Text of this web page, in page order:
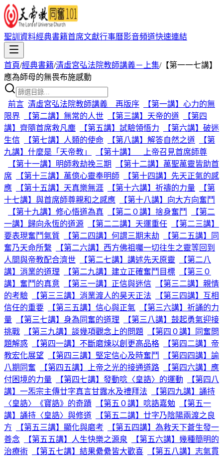
聖訓資料經典書籍首席文獻行事曆影音頻道快速連結
首頁/經典書籍/清虛宮弘法院教師講義－上集/【第一一七講】
應為師母的無畏布施感動
前言 清虛宮弘法院教師講義 再版序
【第一講】心力的無
限界
【第二講】無常的人世 【第三講】天帝的道
【第四
講】齊隨首席救凡塵
【第五講】試驗領悟力
【第六講】破迷
生信
【第七講】人類的使命 【第八講】解答自然之道
【第
九講】什麼是「天帝教」
【第十講】 上帝召見首席師尊
【第十一講】明師救劫挽三期
【第十二講】萬聖萬靈皆助首
席
【第十三講】萬億心靈奉明師
【第十四講】先天正氣的感
應
【第十五講】天真樂無涯 【第十六講】祈禱的力量
【第
十七講】與首席師尊親和之感應
【第十八講】向大方向奮鬥
【第十九講】修心悟道為真
【第二０講】捨身奮鬥
【第二
一講】歸向永恆的道源
【第二二講】天運重任
【第二三講】
要表現奮鬥氣質
【第二四講】何謂三期末劫
【第二五講】同
奮乃天命所繫
【第二六講】西方佛祖囑一切往生之靈等回到
人間與帝教配合濟世
【第二七講】講述先天原靈
【第二八
講】消業的道理
【第二九講】建立正確奮鬥目標
【第三０
講】奮鬥的真意
【第三一講】正信與迷信
【第三二講】親情
的考驗
【第三三講】消業渡人的昊天正法
【第三四講】互相
信任的重要
【第三五講】信心與正氣
【第三六講】祈誦的力
量
【第三七講】身為同奮的道理
【第三八講】鼓起勇氣迎接
挑戰
【第三九講】談幾項觀念上的問題
【第四０講】同奮問
題解惑
【第四一講】不斷磨煉以創更高品格
【第四二講】帝
教宏化展望
【第四三講】堅定信心及時奮鬥
【第四四講】諭
八期同奮
【第四五講】上帝之光的接通道路
【第四六講】應
付困境的力量
【第四七講】發動唸〈皇誥〉的運動
【第四八
講】一炁宗主傳廿字真言甘露水及禮拜法
【第四九講】誦持
〈皇誥〉《寶誥》的奇蹟
【第五０講】唸誥嘉勉
【第五一
講】誦持〈皇誥〉與修道
【第五二講】廿字乃陰陽兩渡之良
方
【第五三講】顯化與磨考
【第五四講】為救天下蒼生發一
善念
【第五五講】人生快樂之源泉
【第五六講】幾種簡明的
治療術
【第五七講】結果纍纍皆大歡喜
【第五八講】志氣貫